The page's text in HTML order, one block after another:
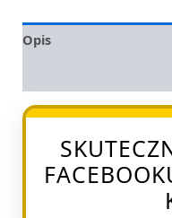
Opis